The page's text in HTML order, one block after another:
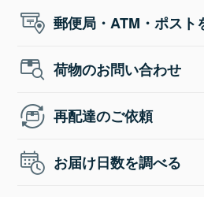
郵便局・ATM・ポスト
荷物のお問い合わせ
再配達のご依頼
お届け日数を調べる